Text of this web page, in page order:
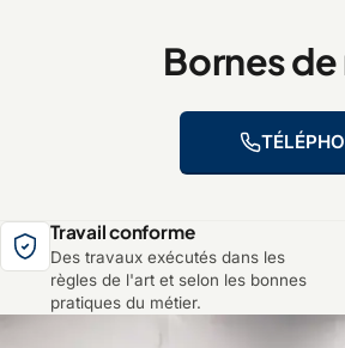
Bornes
Travail conforme
Des travaux exécutés dans les
règles de l'art et selon les bonnes
pratiques du métier.